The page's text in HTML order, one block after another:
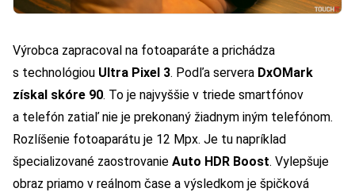
Výrobca zapracoval na fotoaparáte a prichádza
s technológiou Ultra Pixel 3. Podľa servera DxOMark
získal skóre 90. To je najvyššie v triede smartfónov
a telefón zatiaľ nie je prekonaný žiadnym iným telefónom.
Rozlíšenie fotoaparátu je 12 Mpx. Je tu napríklad
špecializované zaostrovanie Auto HDR Boost. Vylepšuje
obraz priamo v reálnom čase a výsledkom je špičková